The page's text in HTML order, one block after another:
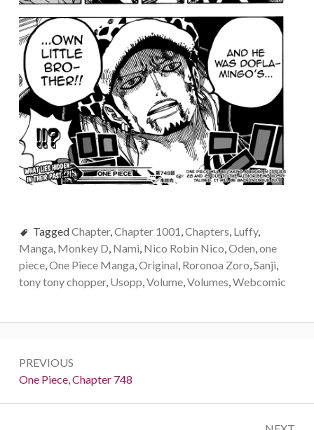
TaggedChapter,Chapter 1001,Chapters, Luffy,
Manga, Monkey D, Nami, Nico Robin Nico,Oden,one
piece,One Piece Manga,Original, Roronoa Zoro,Sanji,
tony tony chopper, Usopp,Volume,Volumes,Webcomic
navigation
PREVIOUS
Previous:
One Piece, Chapter 748